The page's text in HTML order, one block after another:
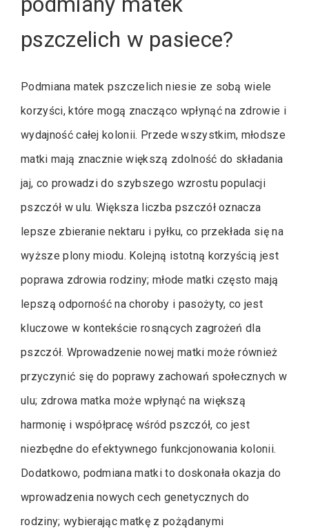
pszczelich w pasiece?
Podmiana matek pszczelich niesie ze sobą wiele
korzyści, które mogą znacząco wpłynąć na zdrowie i
wydajność całej kolonii. Przede wszystkim, młodsze
matki mają znacznie większą zdolność do składania
jaj, co prowadzi do szybszego wzrostu populacji
pszczół w ulu. Większa liczba pszczół oznacza
lepsze zbieranie nektaru i pyłku, co przekłada się na
wyższe plony miodu. Kolejną istotną korzyścią jest
poprawa zdrowia rodziny; młode matki często mają
lepszą odporność na choroby i pasożyty, co jest
kluczowe w kontekście rosnących zagrożeń dla
pszczół. Wprowadzenie nowej matki może również
przyczynić się do poprawy zachowań społecznych w
ulu; zdrowa matka może wpłynąć na większą
harmonię i współpracę wśród pszczół, co jest
niezbędne do efektywnego funkcjonowania kolonii.
Dodatkowo, podmiana matki to doskonała okazja do
wprowadzenia nowych cech genetycznych do
rodziny; wybierając matkę z pożądanymi